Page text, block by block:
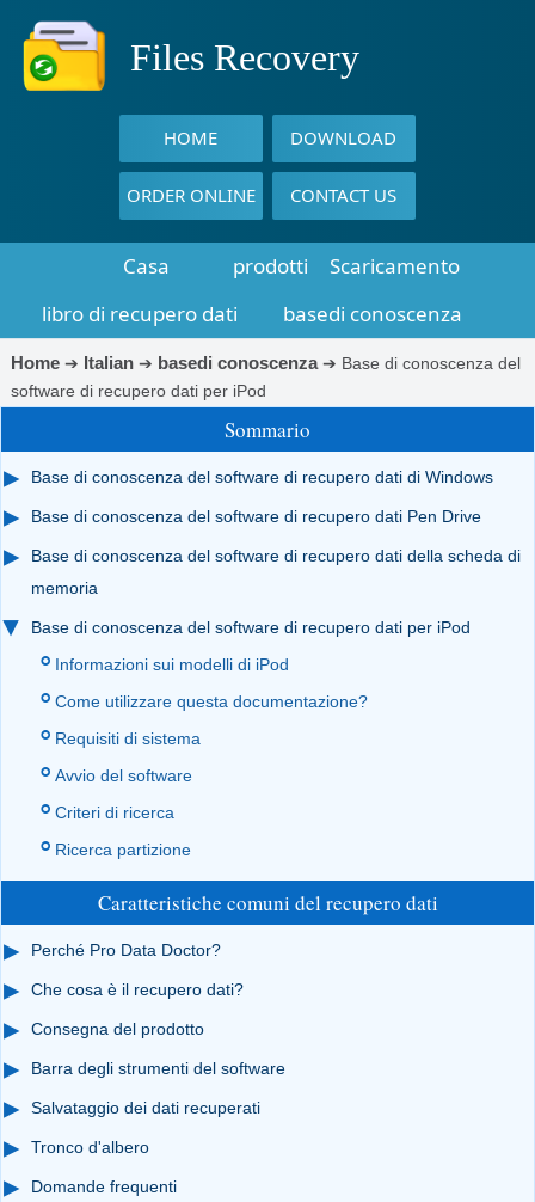
Files Recovery
HOME DOWNLOAD
ORDER ONLINE CONTACT US
Casa prodotti
Scaricamento
libro di recupero dati
basedi conoscenza
Home➔ Italian➔ basedi conoscenza➔ Base di conoscenza del
software di recupero dati per iPod
Sommario
Base di conoscenza del software di recupero dati di Windows
Base di conoscenza del software di recupero dati Pen Drive
Base di conoscenza del software di recupero dati della scheda di
memoria
Base di conoscenza del software di recupero dati per iPod
Informazioni sui modelli di iPod
Come utilizzare questa documentazione?
Requisiti di sistema
Avvio del software
Criteri di ricerca
Ricerca partizione
Caratteristiche comuni del recupero dati
Perché Pro Data Doctor?
Che cosa è il recupero dati?
Consegna del prodotto
Barra degli strumenti del software
Salvataggio dei dati recuperati
Tronco d'albero
Domande frequenti